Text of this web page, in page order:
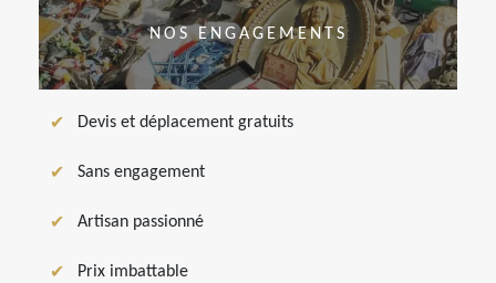
NOS ENGAGEMENTS
Devis et déplacement gratuits
Sans engagement
Artisan passionné
Prix imbattable